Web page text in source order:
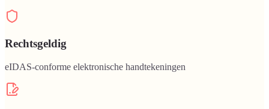
Rechtsgeldig
eIDAS-conforme elektronische handtekeningen